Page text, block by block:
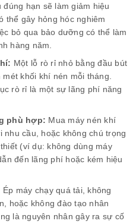
hạn sẽ làm giảm hiệu
thể gây hỏng hóc nghiêm
bỏ qua bảo dưỡng có thể làm
hàng năm.
Một lỗ rò rỉ nhỏ bằng đầu bút
khối khí nén mỗi tháng.
rò rỉ là một sự lãng phí năng
phù hợp: Mua máy nén khí
cầu, hoặc không chú trọng
(ví dụ: không dùng máy
đến lãng phí hoặc kém hiệu
Ép máy chạy quá tải, không
hoặc không đào tạo nhân
là nguyên nhân gây ra sự cố